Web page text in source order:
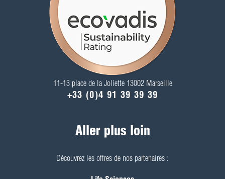
11-13 place de la Joliette 13002 Marseille
+33 (0)4 91 39 39 39
Aller plus loin
Découvrez les offres de nos partenaires :